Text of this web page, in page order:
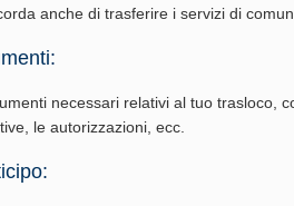
anche di trasferire i servizi di
necessari relativi al tuo trasloco,
le autorizzazioni, ecc.